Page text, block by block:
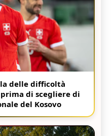
delle difficoltà
di scegliere di
del Kosovo